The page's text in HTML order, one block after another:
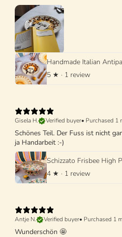
5 ★ · 1 review
Gisela H.
Verified buyer• Purchased 1
Schönes Teil. Der Fuss ist nicht
ja Handarbeit :-)
4 ★ · 1 review
Antje N.
Verified buyer• Purchased 1
Wunderschön 🤩